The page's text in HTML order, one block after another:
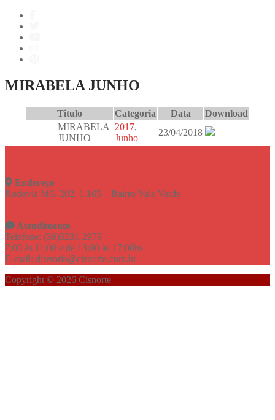
MIRABELA JUNHO
Titulo Categoria Data
Download
MIRABELA
JUNHO
2017,
Junho
23/04/2018
Endereço
Rodovia MG-202, 1.165 – Bairro Vale Verde
Atendimento
Telefone: (38)3231-2979
7:00 às 11:00 e de 13:00 às 17:00hs
E-mail: diretoria@cisnorte.com.br
Copyright © 2026 Cisnorte